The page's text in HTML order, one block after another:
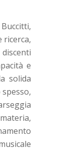
ricerca,
e
solida